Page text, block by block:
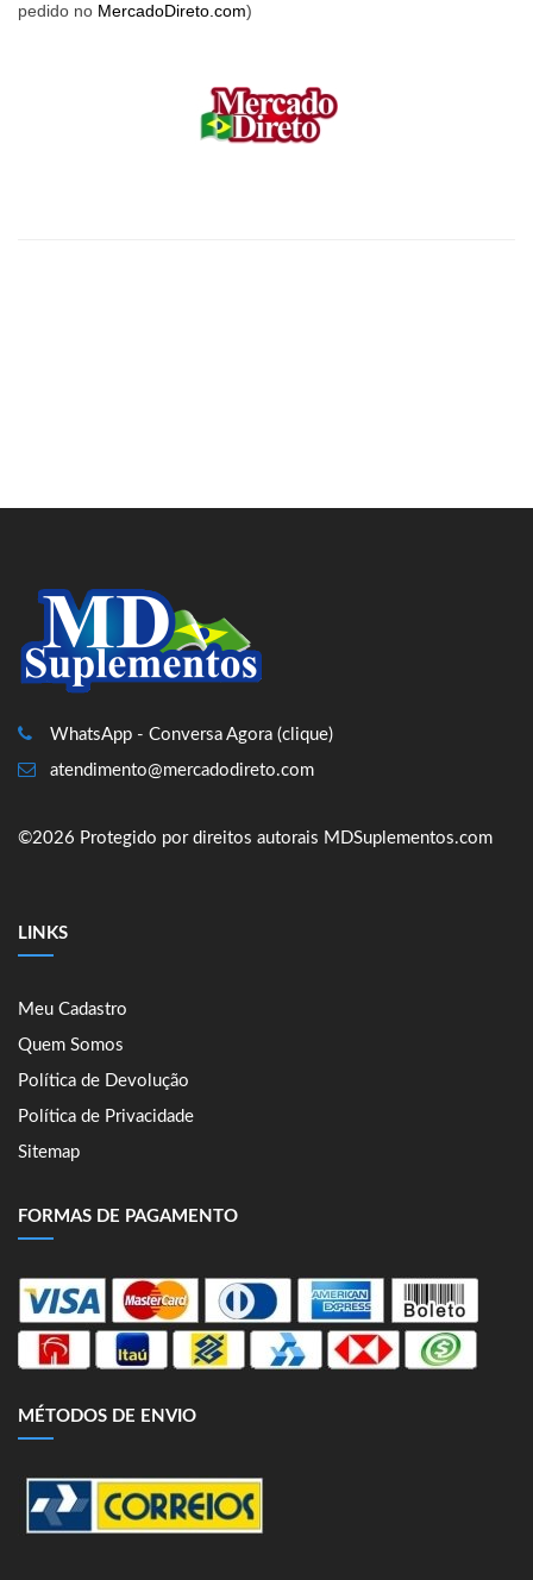
pedido no MercadoDireto.com)
WhatsApp - Conversa Agora (clique)
atendimento@mercadodireto.com
©2026 Protegido por direitos autorais MDSuplementos.com
LINKS
Meu Cadastro
Quem Somos
Política de Devolução
Política de Privacidade
Sitemap
FORMAS DE PAGAMENTO
MÉTODOS DE ENVIO